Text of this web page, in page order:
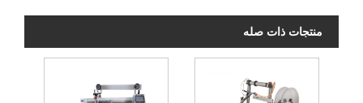
منتجات ذات صله